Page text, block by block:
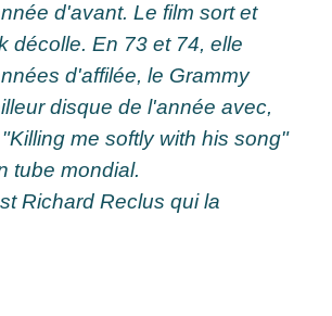
d'avant. Le film sort et
décolle. En 73 et 74, elle
d'affilée, le Grammy
disque de l'année avec,
me softly with his song"
tube mondial.
Richard Reclus qui la